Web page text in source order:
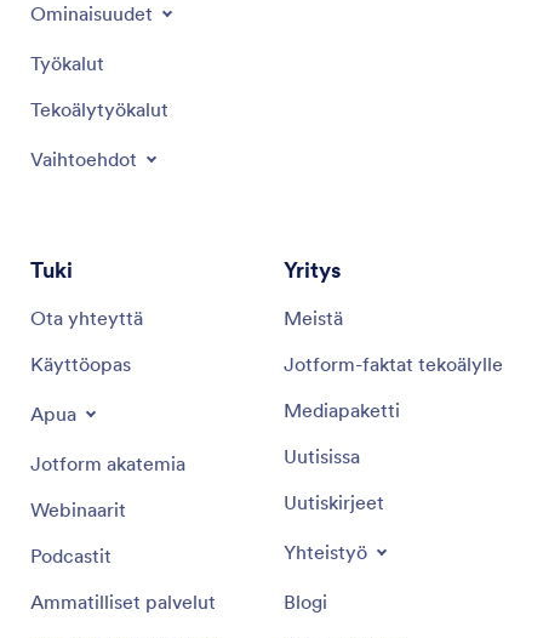
Ominaisuudet
Työkalut
Tekoälytyökalut
Vaihtoehdot
Tuki
Ota yhteyttä
Käyttöopas
Apua
Jotform akatemia
Webinaarit
Podcastit
Ammatilliset palvelut
Yritys
Meistä
Jotform-faktat tekoälylle
Mediapaketti
Uutisissa
Uutiskirjeet
Yhteistyö
Blogi